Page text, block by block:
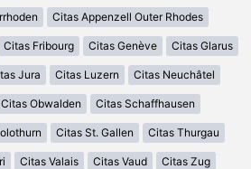
Citas Appenzell Outer Rhodes
Citas Fribourg Citas Genève Citas Glarus
Jura Citas Luzern Citas Neuchâtel
Citas Obwalden Citas Schaffhausen
Citas St. Gallen Citas Thurgau
Citas Valais Citas Vaud Citas Zug